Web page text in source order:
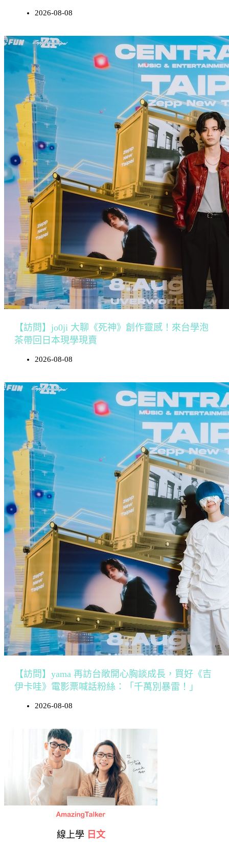
2026-08-08
【訪問】jo0ji 大聊《死神》創作靈感！來台學泡
茶帶回日本現學現賣
2026-08-08
【訪問】yama 再訪台敞開心胸談成長，買好《吉
伊卡哇》電影票喊話粉絲：「千萬別暴雷！」
2026-08-08
線上學 日文